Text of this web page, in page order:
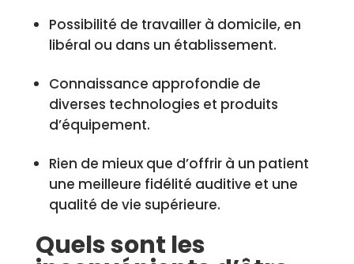
Possibilité de travailler à domicile, en
libéral ou dans un établissement.
Connaissance approfondie de
diverses technologies et produits
d’équipement.
Rien de mieux que d’offrir à un patient
une meilleure fidélité auditive et une
qualité de vie supérieure.
Quels sont les